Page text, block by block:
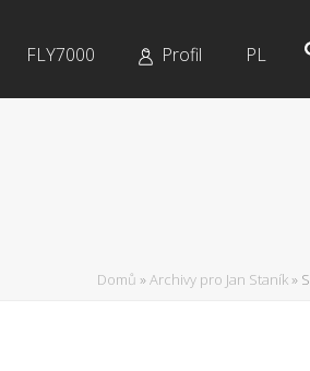
FLY7000 Profil PL
Domů »Archivy pro Jan Staník »